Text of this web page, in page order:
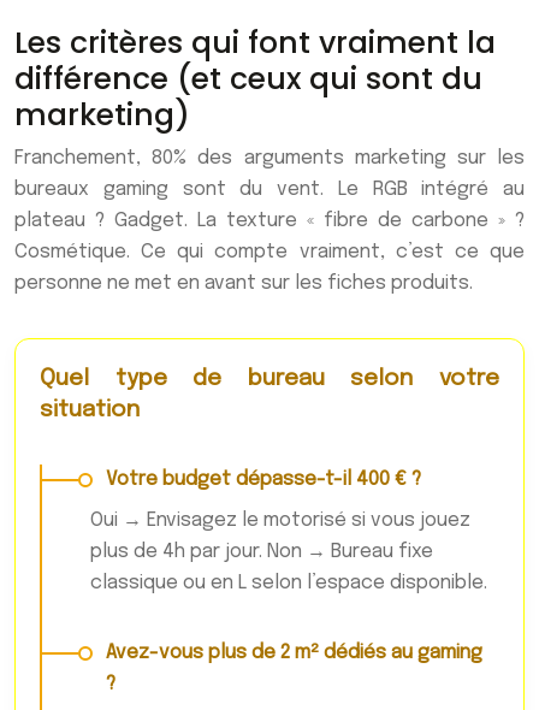
Les critères qui font vraiment la
différence (et ceux qui sont du
marketing)
Franchement, 80% des arguments marketing sur les
bureaux gaming sont du vent. Le RGB intégré au
plateau ? Gadget. La texture « fibre de carbone » ?
Cosmétique. Ce qui compte vraiment, c’est ce que
personne ne met en avant sur les fiches produits.
Quel type de bureau selon votre
situation
Votre budget dépasse-t-il 400 € ?
Oui → Envisagez le motorisé si vous jouez
plus de 4h par jour. Non → Bureau fixe
classique ou en L selon l’espace disponible.
Avez-vous plus de 2 m² dédiés au gaming
?